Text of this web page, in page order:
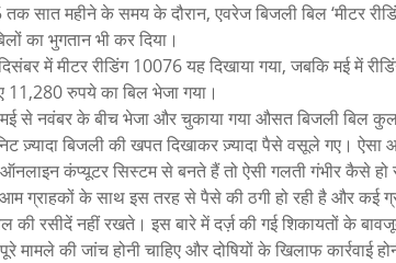
सात महीने के समय के दौरान, एवरेज बिजली बिल ‘मीटर
का भुगतान भी कर दिया।
में मीटर रीडिंग 10076 यह दिखाया गया, जबकि मई में
11,280 रुपये का बिल भेजा गया।
से नवंबर के बीच भेजा और चुकाया गया औसत बिजली बिल
ज़्यादा बिजली की खपत दिखाकर ज़्यादा पैसे वसूले गए। ऐसा
कंप्यूटर सिस्टम से बनते हैं तो ऐसी गलती गंभीर कैसे हो
आम ग्राहकों के साथ इस तरह से पैसे की ठगी हो रही है और कई
की रसीदें नहीं रखते। इस बारे में दर्ज़ की गई शिकायतों के
मामले की जांच होनी चाहिए और दोषियों के खिलाफ कार्रवाई